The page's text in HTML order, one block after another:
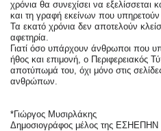
χρόνια θα συνεχίσει να
και τη γραφή εκείνων που υπηρετούν
Τα εκατό χρόνια δεν αποτελούν
αφετηρία.
Γιατί όσο υπάρχουν άνθρωποι που
ήθος και επιμονή, ο Περιφερειακός
αποτύπωμά του, όχι μόνο στις
ανθρώπων.
*Γιώργος Μυσιρλάκης
Δημοσιογράφος μέλος της ΕΣΗΕΠΗΝ